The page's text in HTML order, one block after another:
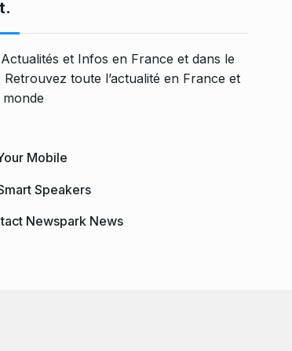
et Infos en France et dans le
Retrouvez toute l’actualité en France et
Mobile
Speakers
Newspark News